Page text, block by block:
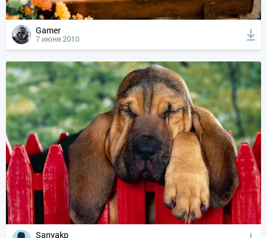
Gamer
7 июня 2010
Sanyakp